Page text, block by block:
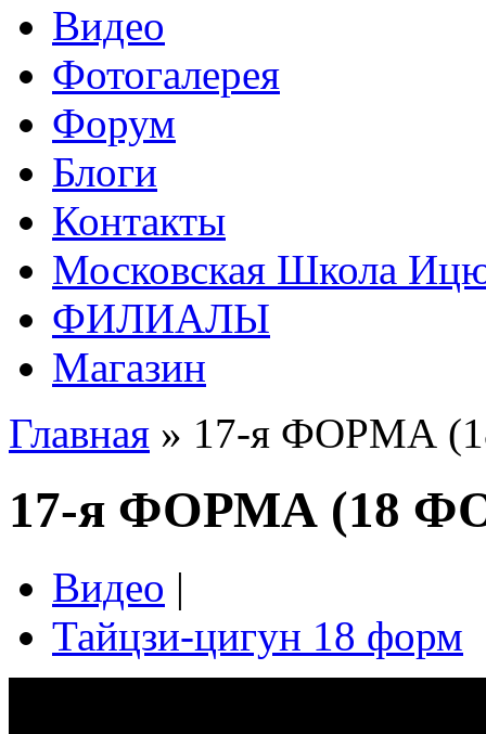
Видео
Фотогалерея
Форум
Блоги
Контакты
Московская Школа
ФИЛИАЛЫ
Магазин
Главная » 17-я ФОРМА
17-я ФОРМА (18
Видео |
Тайцзи-цигун 18 форм